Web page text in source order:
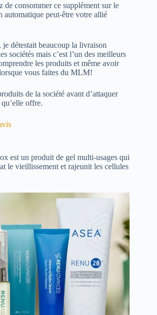
de consommer ce supplément sur le
automatique peut-être votre allié
je détestait beaucoup la livraison
sociétés mais c’est l’un des meilleurs
les produits et même avoir
vous faites du MLM!
de la société avant d’attaquer
qu’elle offre.
est un produit de gel multi-usages qui
le vieillissement et rajeunit les cellules